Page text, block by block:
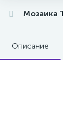
Мозаика
Описание